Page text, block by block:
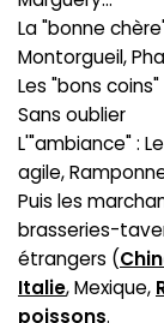
La "bonne
Montorgueil,
Les "bons coins"
Sans oublier
L'"ambiance" :
agile,
Puis les
brasseries-
étrangers (
Italie, Mexique,
poissons.